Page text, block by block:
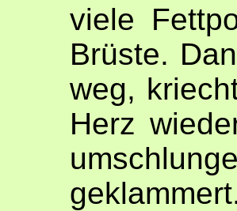
viele
Brüste.
weg,
Herz